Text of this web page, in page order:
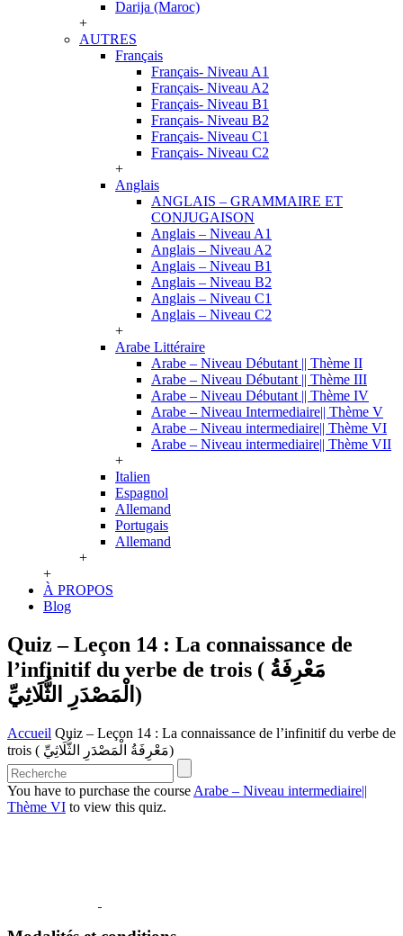
Darija (Maroc)
+
AUTRES
Français
Français- Niveau A1
Français- Niveau A2
Français- Niveau B1
Français- Niveau B2
Français- Niveau C1
Français- Niveau C2
+
Anglais
ANGLAIS – GRAMMAIRE ET
CONJUGAISON
Anglais – Niveau A1
Anglais – Niveau A2
Anglais – Niveau B1
Anglais – Niveau B2
Anglais – Niveau C1
Anglais – Niveau C2
+
Arabe Littéraire
Arabe – Niveau Débutant || Thème II
Arabe – Niveau Débutant || Thème III
Arabe – Niveau Débutant || Thème IV
Arabe – Niveau Intermediaire|| Thème V
Arabe – Niveau intermediaire|| Thème VI
Arabe – Niveau intermediaire|| Thème VII
+
Italien
Espagnol
Allemand
Portugais
Allemand
+
+
À PROPOS
Blog
Quiz – Leçon 14 : La connaissance de
l’infinitif du verbe de trois ( مَعْرِفَةُ
الْمَصْدَرِ الثُّلَاثِيِّ)
Accueil Quiz – Leçon 14 : La connaissance de l’infinitif du verbe de
trois ( مَعْرِفَةُ الْمَصْدَرِ الثُّلَاثِيِّ)
You have to purchase the course Arabe – Niveau intermediaire||
Thème VI to view this quiz.